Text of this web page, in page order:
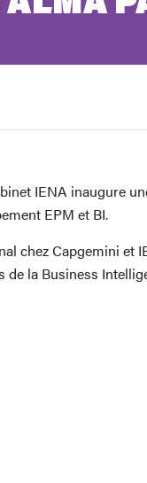
IENA inaugure
EPM et BI.
chez Capgemini
la Business